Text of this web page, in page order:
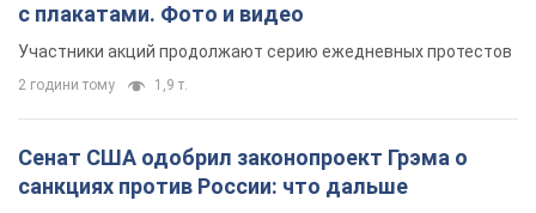
с плакатами. Фото и видео
Участники акций продолжают серию ежедневных протестов
2 години тому 1,9 т.
Сенат США одобрил законопроект Грэма о
санкциях против России: что дальше